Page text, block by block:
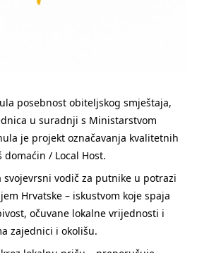
posebnost obiteljskog smještaja,
u suradnji s Ministarstvom
je projekt označavanja kvalitetnih
domaćin / Local Host.
svojevrsni vodič za putnike u potrazi
Hrvatske – iskustvom koje spaja
očuvane lokalne vrijednosti i
zajednici i okolišu.